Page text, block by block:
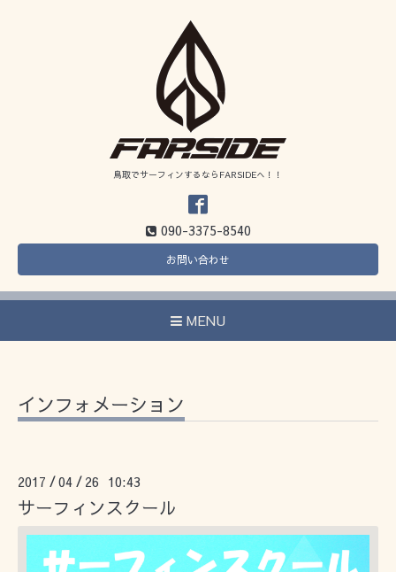
鳥取でサーフィンするならFARSIDEへ！！
090-3375-8540
お問い合わせ
MENU
インフォメーション
2017 /04 / 26 10:43
サーフィンスクール